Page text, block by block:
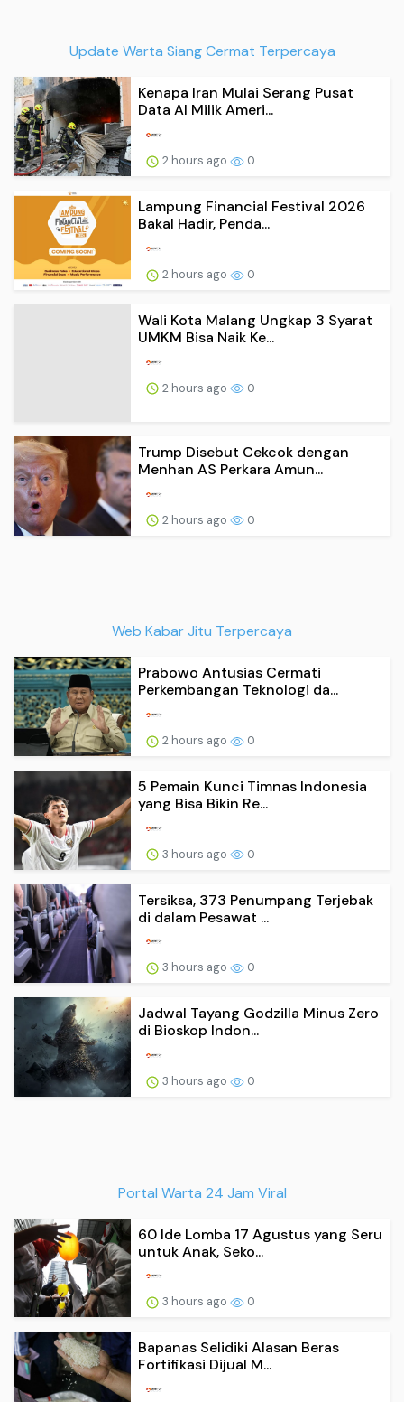
Update Warta Siang Cermat Terpercaya
Kenapa Iran Mulai Serang Pusat
Data AI Milik Ameri...
2 hours ago 0
Lampung Financial Festival 2026
Bakal Hadir, Penda...
2 hours ago 0
Wali Kota Malang Ungkap 3 Syarat
UMKM Bisa Naik Ke...
2 hours ago 0
Menhan AS Perkara Amun...
Perkembangan Teknologi da...
yang Bisa Bikin Re...
di dalam Pesawat ...
di Bioskop Indon...
untuk Anak, Seko...
Fortifikasi Dijual M...